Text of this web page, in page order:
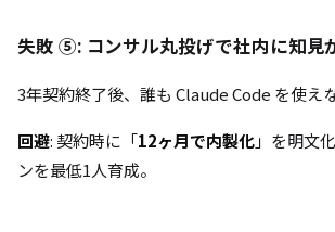
失敗 ⑤: コンサル丸投げで社内に知見
3年契約終了後、誰も Claude Code を使え
回避: 契約時に「12ヶ月で内製化」を明文
ンを最低1人育成。